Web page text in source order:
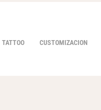
TATTOO CUSTOMIZACION